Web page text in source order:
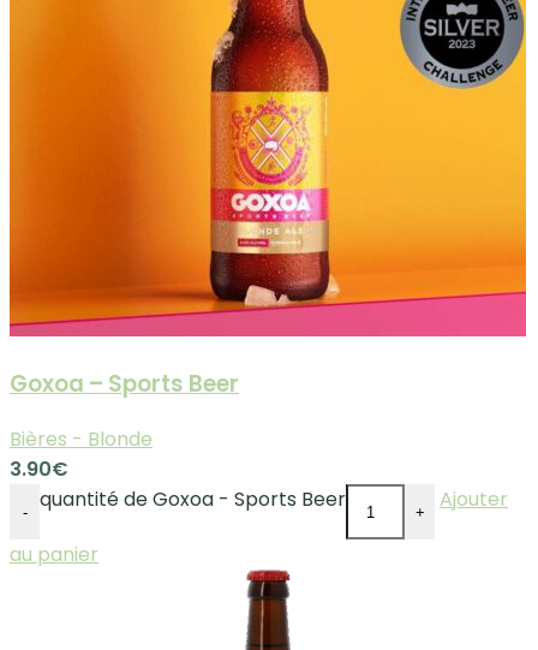
Goxoa – Sports Beer
Bières - Blonde
3.90€
- quantité de Goxoa - Sports Beer +
Ajouter
au panier